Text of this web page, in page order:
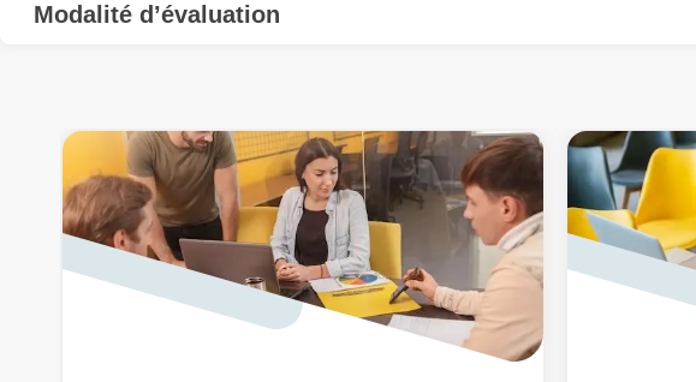
Modalité d’évaluation